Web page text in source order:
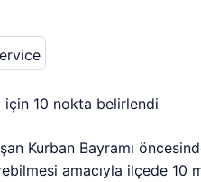
için 10 nokta belirlendi
Kurban Bayramı
amacıyla ilçede 10